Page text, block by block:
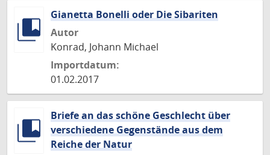
Gianetta Bonelli oder Die Sibariten
Autor
Konrad, Johann Michael
Importdatum:
01.02.2017
Briefe an das schöne Geschlecht über
verschiedene Gegenstände aus dem
Reiche der Natur